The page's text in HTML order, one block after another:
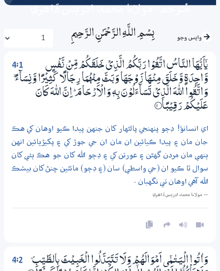
مُترجم: مولانا محمد ادريس ڏاھري
واپس وڃو بِسْمِ اللَّـهِ الرَّحْمَـٰنِ الرَّحِيمِ
4:1
يٰٓاَيُّھَا النَّاسُ اتَّقُوْا رَبَّكُمُ الَّذِيْ خَلَقَكُمْ مِّنْ نَّفْسٍ
وَّاحِدَةٍ وَّخَلَقَ مِنْھَا زَوْجَهَا وَبَثَّ مِنْهُمَا رِجَالًا كَثِيْرًا وَّنِسَاۗءً ۚ
وَاتَّقُوا اللّٰهَ الَّذِيْ تَسَاۗءَلُوْنَ بِهٖ وَالْاَرْحَامَ ۭ اِنَّ اللّٰهَ كَانَ
عَلَيْكُمْ رَقِيْبًا 1‏۝
اي انسانؤ! ڊڄو پنهنجي پالڻهار کان جنهن پيدا ڪيو اوهان کي هڪ
جان مان ۽ پيدا ڪيائين ان مان ان جي جوڙ کي ۽ پکيڙيائين انهن
ٻنهي مان مردن گهڻن ۽ عورتن کي ۽ ڊڄو الله کان جو هڪ ٻئي کان
سوال ٿا ڪيو ان (جي واسطي) سان (۽ ڊڄو) مائٽين ڇنڻ کان بيشڪ
الله آهي اوهان تي نگهبان .
— مولانا محمد ادريس ڏاھري
4:2
وَاٰتُوا الْيَــتٰـمٰٓى اَمْوَالَھُمْ وَلَا تَتَبَدَّلُوا الْـخَبِيْثَ بِالطَّيِّبِ ۠